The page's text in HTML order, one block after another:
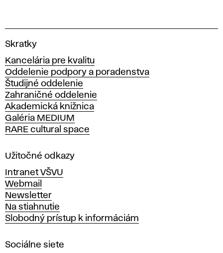
V
s
o
k
á
š
k
o
a
ý
t
v
a
r
ý
Skratky
Kancelária pre kvalitu
Oddelenie podpory a poradenstva
Študijné oddelenie
Zahraničné oddelenie
Akademická knižnica
Galéria MEDIUM
RARE cultural space
Užitočné odkazy
Intranet VŠVU
Webmail
Newsletter
Na stiahnutie
Slobodný prístup k informáciám
Sociálne siete